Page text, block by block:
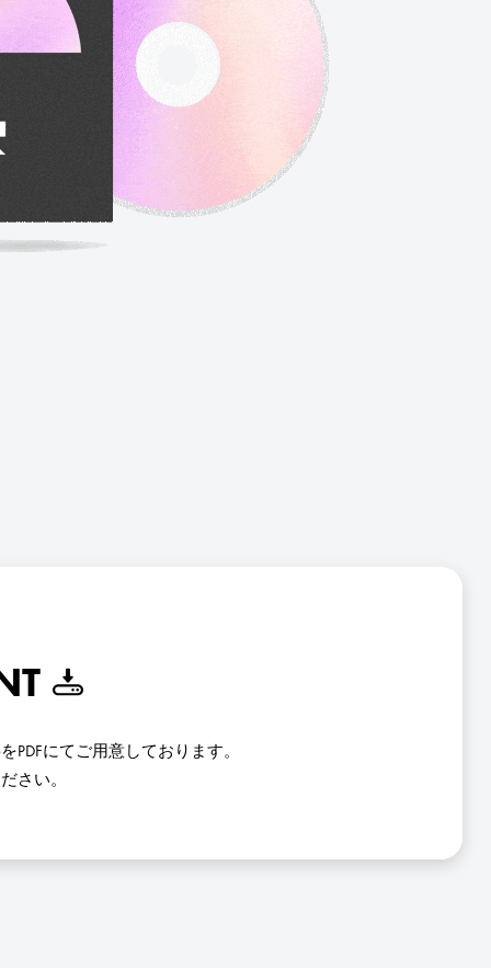
PDFにてご用意しております。
さい。